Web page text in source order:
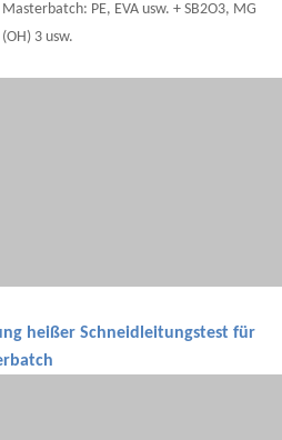
PE, EVA usw. + SB2O3, MG
3 usw.
heißer Schneidleitungstest für